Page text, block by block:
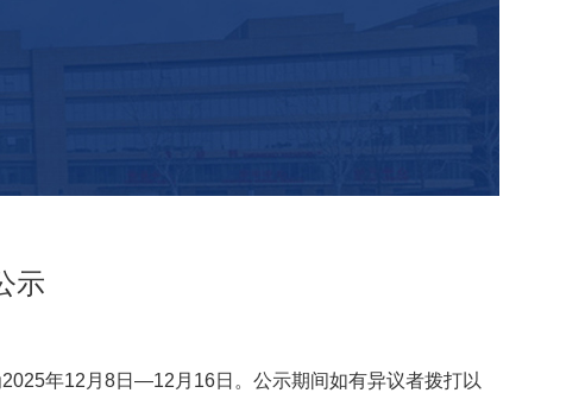
示
年12月8日—12月16日。公示期间如有异议者拨打以